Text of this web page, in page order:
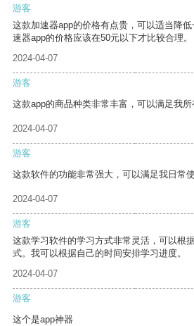
游客
这款加速器app的价格有点贵，可以适当降
速器app的价格应该在50元以下才比较合理。
2024-04-07
游客
这款app的商品种类非常丰富，可以满足我所
2024-04-07
游客
这款软件的功能非常强大，可以满足我日常使
2024-04-07
游客
这款学习软件的学习方式非常灵活，可以根
式。我可以根据自己的时间安排学习进度。
2024-04-07
游客
这个是app神器